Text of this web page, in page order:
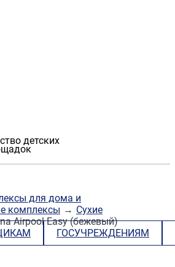
детских
для дома и
комплексы → Сухие
Airpool Easy (бежевый)
ГОСУЧРЕЖДЕНИЯМ